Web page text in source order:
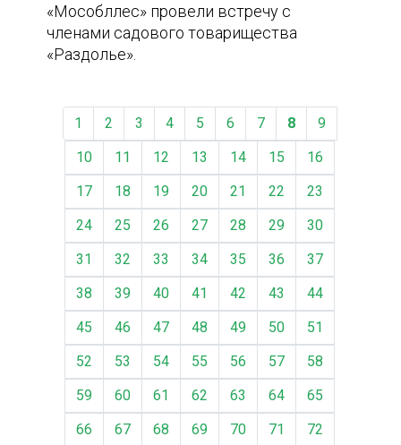
«Мособллес» провели встречу с
членами садового товарищества
«Раздолье».
1 2 3 4 5 6 7 8
9
10
11 12 13 14 15
16
17
18 19 20 21 22
23
24
25 26 27 28 29
30
31
32 33 34 35 36
37
38
39 40 41 42 43
44
45
46 47 48 49 50
51
52
53 54 55 56 57
58
59
60 61 62 63 64
65
66
67 68 69 70 71
72